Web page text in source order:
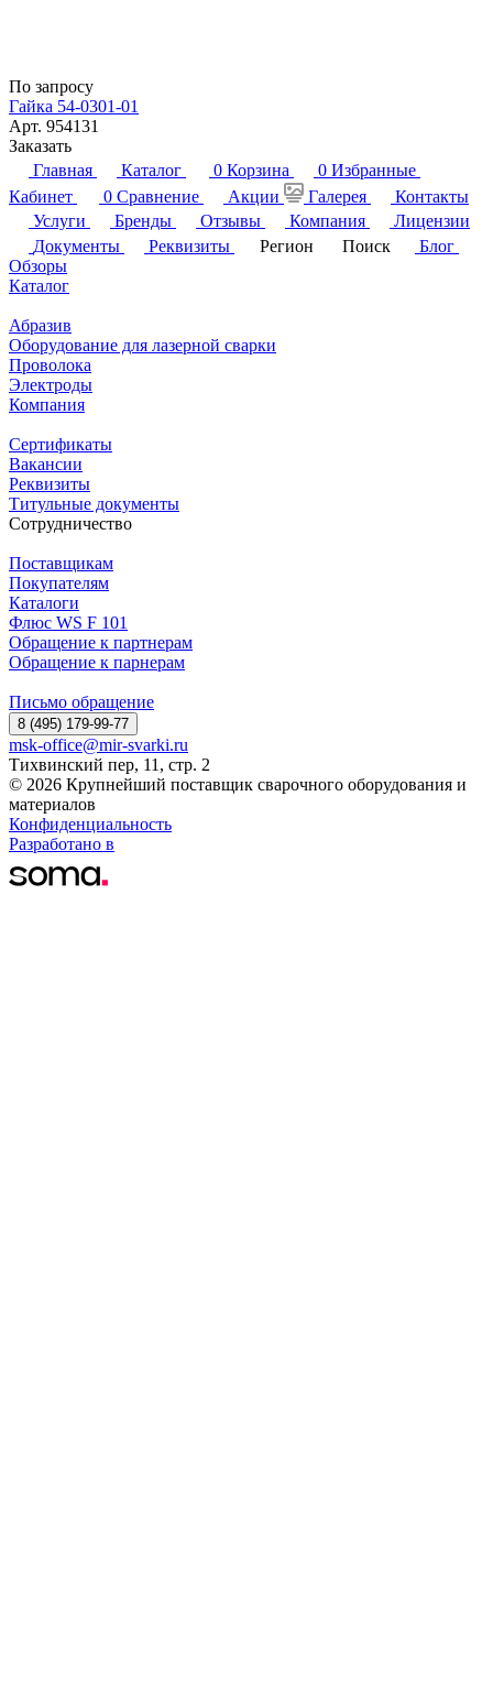
По запросу
Гайка 54-0301-01
Арт. 954131
Заказать
Главная
Каталог 0 Корзина 0 Избранные
Кабинет
0 Сравнение Акции Галерея
Контакты
Услуги
Бренды Отзывы Компания
Лицензии
Документы
Реквизиты Регион Поиск
Блог
Обзоры
Каталог
Абразив
Оборудование для лазерной сварки
Проволока
Электроды
Компания
Сертификаты
Вакансии
Реквизиты
Титульные документы
Сотрудничество
Поставщикам
Покупателям
Каталоги
Флюс WS F 101
Обращение к партнерам
Обращение к парнерам
Письмо обращение
8 (495) 179-99-77
msk-office@mir-svarki.ru
Тихвинский пер, 11, стр. 2
© 2026 Крупнейший поставщик сварочного оборудования и
материалов
Конфиденциальность
Разработано в